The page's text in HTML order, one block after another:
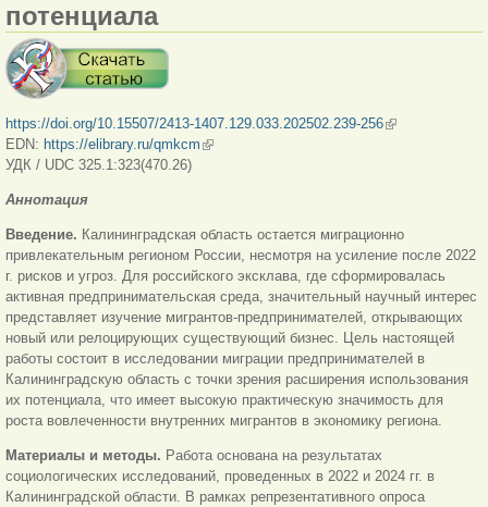
потенциала
https://doi.org/10.15507/2413-1407.129.033.202502.239-256(внешняя
EDN: https://elibrary.ru/qmkcm (внешняя ссылка)
УДК / UDC 325.1:323(470.26)
Аннотация
Введение. Калининградская область остается миграционно
привлекательным регионом России, несмотря на усиление после 2022
г. рисков и угроз. Для российского эксклава, где сформировалась
активная предпринимательская среда, значительный научный интерес
представляет изучение мигрантов-предпринимателей, открывающих
новый или релоцирующих существующий бизнес. Цель настоящей
работы состоит в исследовании миграции предпринимателей в
Калининградскую область с точки зрения расширения использования
их потенциала, что имеет высокую практическую значимость для
роста вовлеченности внутренних мигрантов в экономику региона.
Материалы и методы. Работа основана на результатах
социологических исследований, проведенных в 2022 и 2024 гг. в
Калининградской области. В рамках репрезентативного опроса